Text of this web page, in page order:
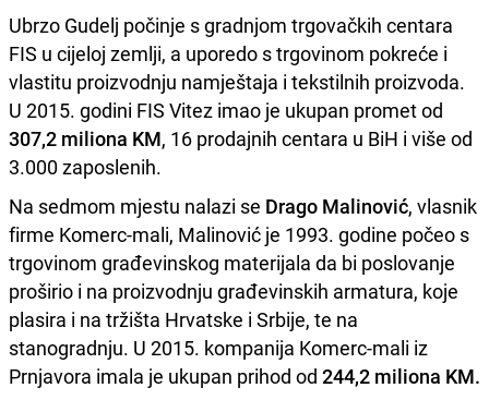
Ubrzo Gudelj počinje s gradnjom trgovačkih centara
FIS u cijeloj zemlji, a uporedo s trgovinom pokreće i
vlastitu proizvodnju namještaja i tekstilnih proizvoda.
U 2015. godini FIS Vitez imao je ukupan promet od
307,2 miliona KM, 16 prodajnih centara u BiH i više od
3.000 zaposlenih.
Na sedmom mjestu nalazi se Drago Malinović, vlasnik
firme Komerc-mali, Malinović je 1993. godine počeo s
trgovinom građevinskog materijala da bi poslovanje
proširio i na proizvodnju građevinskih armatura, koje
plasira i na tržišta Hrvatske i Srbije, te na
stanogradnju. U 2015. kompanija Komerc-mali iz
Prnjavora imala je ukupan prihod od 244,2 miliona KM.